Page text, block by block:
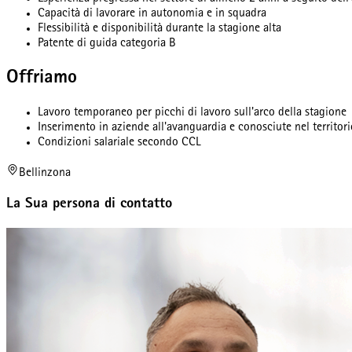
Capacità di lavorare in autonomia e in squadra
Flessibilità e disponibilità durante la stagione alta
Patente di guida categoria B
Offriamo
Lavoro temporaneo per picchi di lavoro sull'arco della stagione
Inserimento in aziende all'avanguardia e conosciute nel
Condizioni salariale secondo CCL
Bellinzona
La Sua persona di contatto